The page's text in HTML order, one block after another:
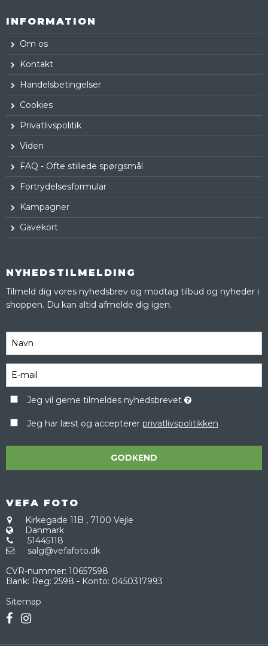
INFORMATION
Om os
Kontakt
Handelsbetingelser
Cookies
Privatlivspolitik
Viden
FAQ - Ofte stillede spørgsmål
Fortrydelsesformular
Kampagner
Gavekort
NYHEDSTILMELDING
Tilmeld dig vores nyhedsbrev og modtag tilbud og nyheder i
shoppen. Du kan altid afmelde dig igen.
Jeg vil gerne tilmeldes nyhedsbrevet
Jeg har læst og accepterer privatlivspolitikken
GODKEND
VEFA FOTO
Kirkegade 11B , 7100 Vejle
Danmark
51445118
salg@vefafoto.dk
CVR-nummer: 10657598
Bank: Reg: 2598 - Konto: 0450317993
Sitemap